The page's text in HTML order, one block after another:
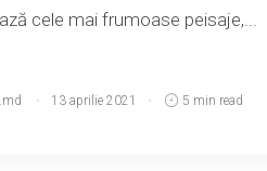
cele mai frumoase peisaje,...
13 aprilie 2021 5 min read